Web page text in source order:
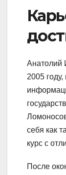
Анатолий
2005 году,
себя как
курс с
После